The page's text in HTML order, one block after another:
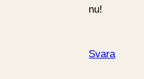
nu!
Svara